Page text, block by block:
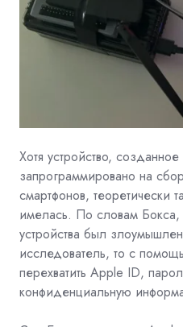
Хотя устройство,
запрограммировано на
смартфонов, теоретически
имелась. По словам
устройства был
исследователь, то с
перехватить Apple ID,
конфиденциальную